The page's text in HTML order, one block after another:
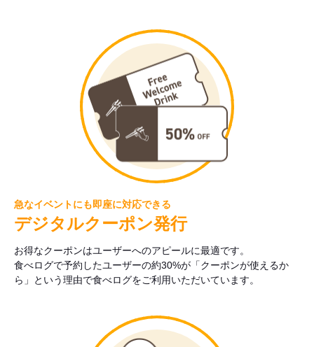
急なイベントにも即座に対応できる
デジタルクーポン発行
お得なクーポンはユーザーへのアピールに最適です。
食べログで予約したユーザーの約30%が「クーポンが使えるか
ら」という理由で食べログをご利用いただいています。